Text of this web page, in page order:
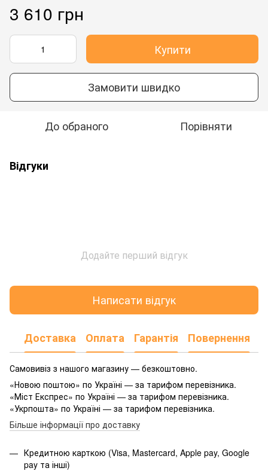
3 610 грн
Купити
Замовити швидко
До обраного Порівняти
Відгуки
Додайте перший відгук
Написати відгук
Доставка Оплата Гарантія Повернення
Самовивіз з нашого магазину — безкоштовно.
«Новою поштою» по Україні — за тарифом перевізника.
«Міст Експрес» по Україні — за тарифом перевізника.
«Укрпошта» по Україні — за тарифом перевізника.
Більше інформації про доставку
Кредитною карткою (Visa, Mastercard, Apple pay, Google
pay та інші)